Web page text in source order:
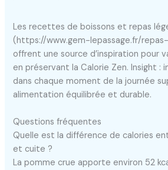
Les recettes de boissons et repas
(https://www.gem-lepassage.fr/
offrent une source d’inspiration pour
en préservant la Calorie Zen. Insight :
dans chaque moment de la journée
alimentation équilibrée et durable.
Questions fréquentes
Quelle est la différence de calories
et cuite ?
La pomme crue apporte environ 52